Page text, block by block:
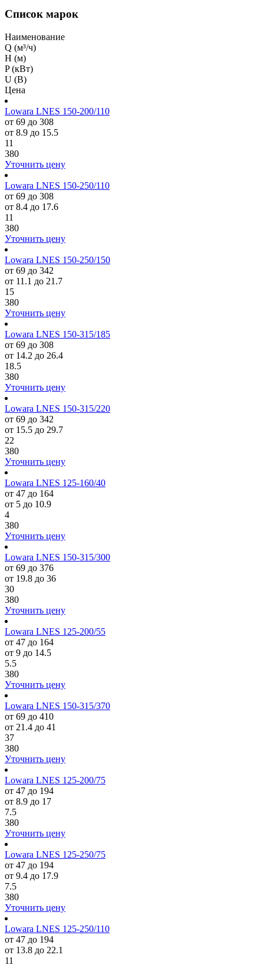
Список марок
Наименование
Q (м³/ч)
H (м)
P (кВт)
U (В)
Цена
Lowara LNES 150-200/110
от 69 до 308
от 8.9 до 15.5
11
380
Уточнить цену
Lowara LNES 150-250/110
от 69 до 308
от 8.4 до 17.6
11
380
Уточнить цену
Lowara LNES 150-250/150
от 69 до 342
от 11.1 до 21.7
15
380
Уточнить цену
Lowara LNES 150-315/185
от 69 до 308
от 14.2 до 26.4
18.5
380
Уточнить цену
Lowara LNES 150-315/220
от 69 до 342
от 15.5 до 29.7
22
380
Уточнить цену
Lowara LNES 125-160/40
от 47 до 164
от 5 до 10.9
4
380
Уточнить цену
Lowara LNES 150-315/300
от 69 до 376
от 19.8 до 36
30
380
Уточнить цену
Lowara LNES 125-200/55
от 47 до 164
от 9 до 14.5
5.5
380
Уточнить цену
Lowara LNES 150-315/370
от 69 до 410
от 21.4 до 41
37
380
Уточнить цену
Lowara LNES 125-200/75
от 47 до 194
от 8.9 до 17
7.5
380
Уточнить цену
Lowara LNES 125-250/75
от 47 до 194
от 9.4 до 17.9
7.5
380
Уточнить цену
Lowara LNES 125-250/110
от 47 до 194
от 13.8 до 22.1
11